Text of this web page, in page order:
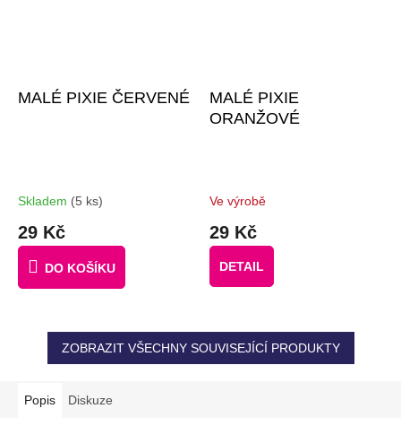
MALÉ PIXIE ČERVENÉ
Skladem (5 ks)
29 Kč
DO KOŠÍKU
MALÉ PIXIE
ORANŽOVÉ
Ve výrobě
29 Kč
DETAIL
ZOBRAZIT VŠECHNY SOUVISEJÍCÍ PRODUKTY
Popis Diskuze